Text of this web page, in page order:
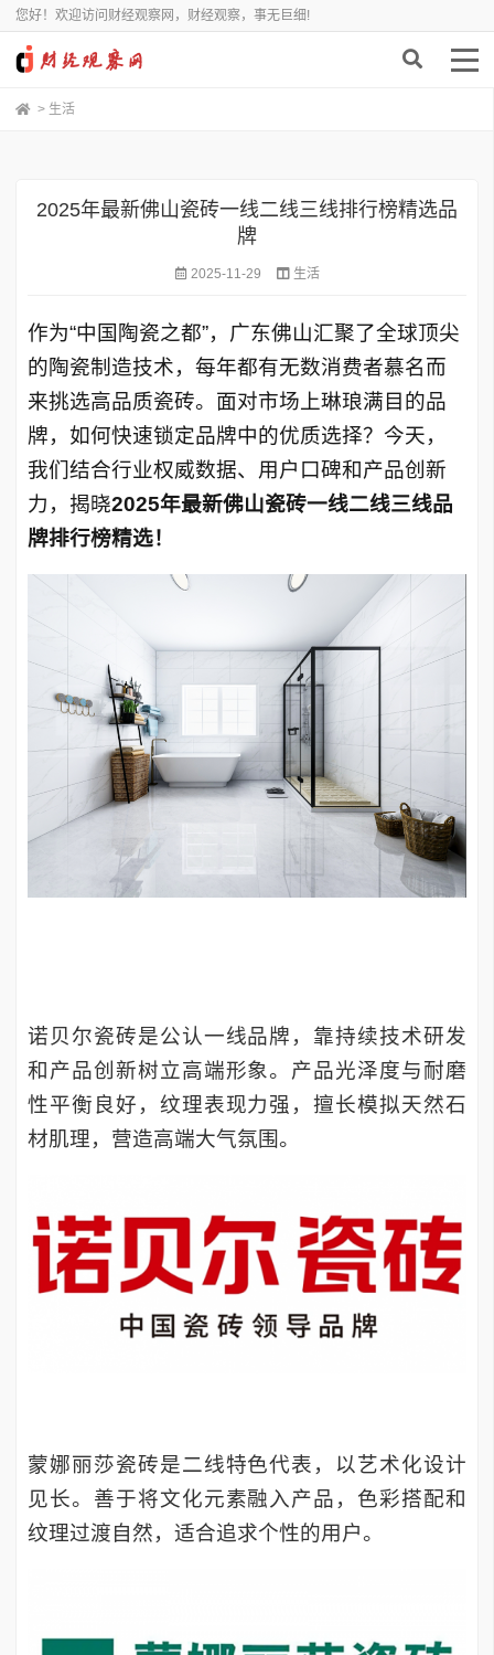
您好！欢迎访问财经观察网，财经观察，事无巨细!
> 生活
2025年最新佛山瓷砖一线二线三线排行榜精选品
牌
2025-11-29 生活
作为“中国陶瓷之都”，广东佛山汇聚了全球顶尖
的陶瓷制造技术，每年都有无数消费者慕名而
来挑选高品质瓷砖。面对市场上琳琅满目的品
牌，如何快速锁定品牌中的优质选择？今天，
我们结合行业权威数据、用户口碑和产品创新
力，揭晓2025年最新佛山瓷砖一线二线三线品
牌排行榜精选！
诺贝尔瓷砖是公认一线品牌，靠持续技术研发
和产品创新树立高端形象。产品光泽度与耐磨
性平衡良好，纹理表现力强，擅长模拟天然石
材肌理，营造高端大气氛围。
蒙娜丽莎瓷砖是二线特色代表，以艺术化设计
见长。善于将文化元素融入产品，色彩搭配和
纹理过渡自然，适合追求个性的用户。